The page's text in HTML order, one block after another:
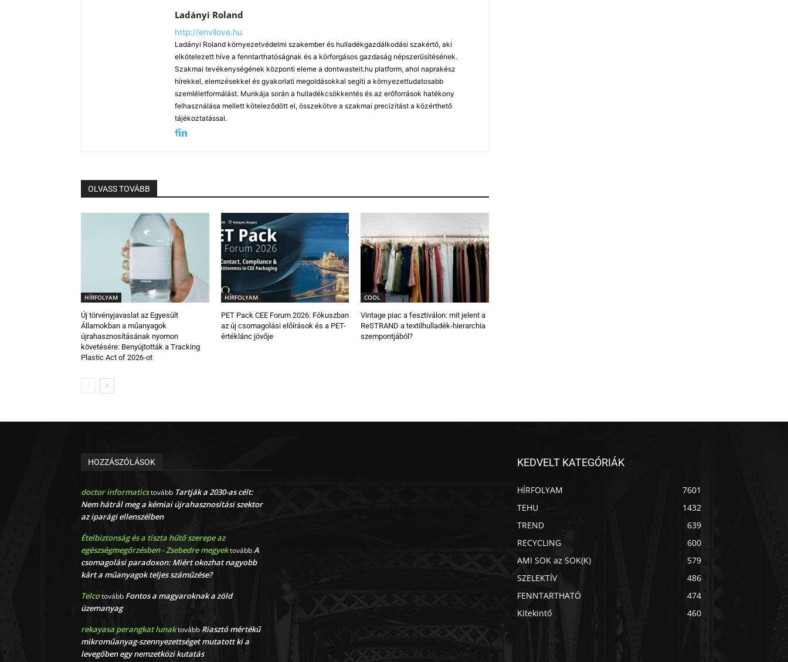
Ladányi Roland
http://envilove.hu
Ladányi Roland környezetvédelmi szakember és hulladékgazdálkodási szakértő, aki
elkötelezett híve a fenntarthatóságnak és a körforgásos gazdaság népszerűsítésének.
Szakmai tevékenységének központi eleme a dontwasteit.hu platform, ahol naprakész
hírekkel, elemzésekkel és gyakorlati megoldásokkal segíti a környezettudatosabb
szemléletformálást. Munkája során a hulladékcsökkentés és az erőforrások hatékony
felhasználása mellett köteleződött el, összekötve a szakmai precizitást a közérthető
tájékoztatással.
OLVASS TOVÁBB
HÍRFOLYAM
Új törvényjavaslat az Egyesült
Államokban a műanyagok
újrahasznosításának nyomon
követésére: Benyújtották a Tracking
Plastic Act of 2026-ot
HÍRFOLYAM
PET Pack CEE Forum 2026: Fókuszban
az új csomagolási előírások és a PET-
értéklánc jövője
COOL
Vintage piac a fesztiválon: mit jelent a
ReSTRAND a textilhulladék-hierarchia
szempontjából?
HOZZÁSZÓLÁSOK
doctor informaticstovább Tartják a 2030-as célt:
Nem hátrál meg a kémiai újrahasznosítási szektor
az iparági ellenszélben
Ételbiztonság és a tiszta hűtő szerepe az
egészségmegőrzésben - Zsebedre megyektovábbA
csomagolási paradoxon: Miért okozhat nagyobb
kárt a műanyagok teljes száműzése?
Telcotovább Fontos a magyaroknak a zöld
üzemanyag
rekayasa perangkat lunaktovább Riasztó mértékű
mikroműanyag-szennyezettséget mutatott ki a
levegőben egy nemzetközi kutatás
KEDVELT KATEGÓRIÁK
HÍRFOLYAM
7601
TEHU
1432
TREND
639
RECYCLING
600
AMI SOK az SOK(K)
579
SZELEKTÍV
486
FENNTARTHATÓ
474
Kitekintő
460
Mr wAIste